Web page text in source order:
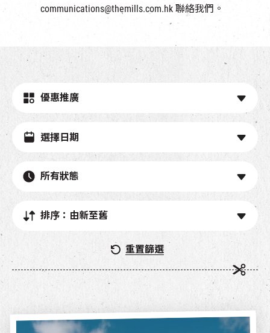
communications@themills.com.hk 聯絡我們。
優惠推廣
所有狀態
排序：由新至舊
重置篩選